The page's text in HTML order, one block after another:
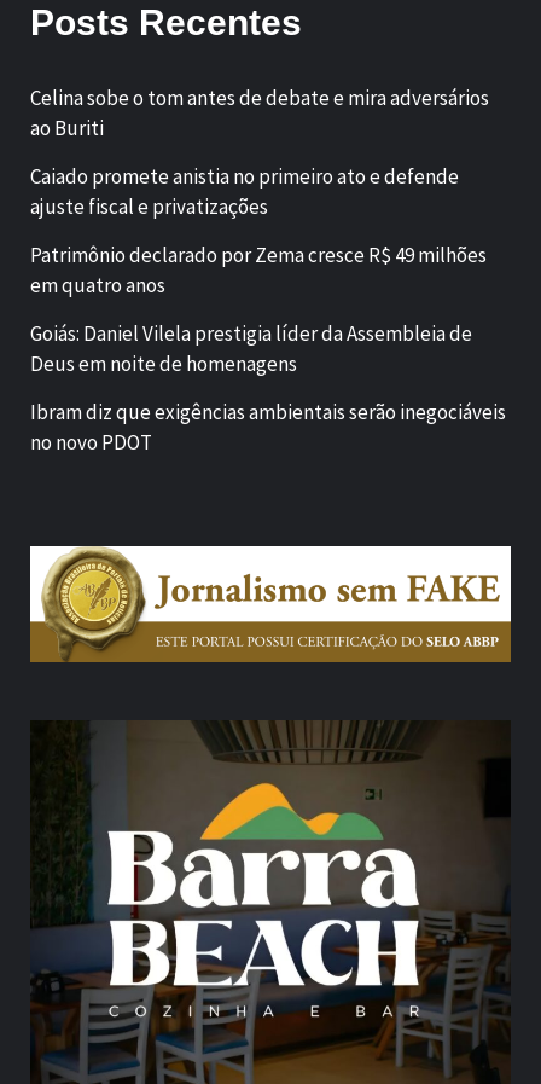
Posts Recentes
Celina sobe o tom antes de debate e mira adversários
ao Buriti
Caiado promete anistia no primeiro ato e defende
ajuste fiscal e privatizações
Patrimônio declarado por Zema cresce R$ 49 milhões
em quatro anos
Goiás: Daniel Vilela prestigia líder da Assembleia de
Deus em noite de homenagens
Ibram diz que exigências ambientais serão inegociáveis
no novo PDOT